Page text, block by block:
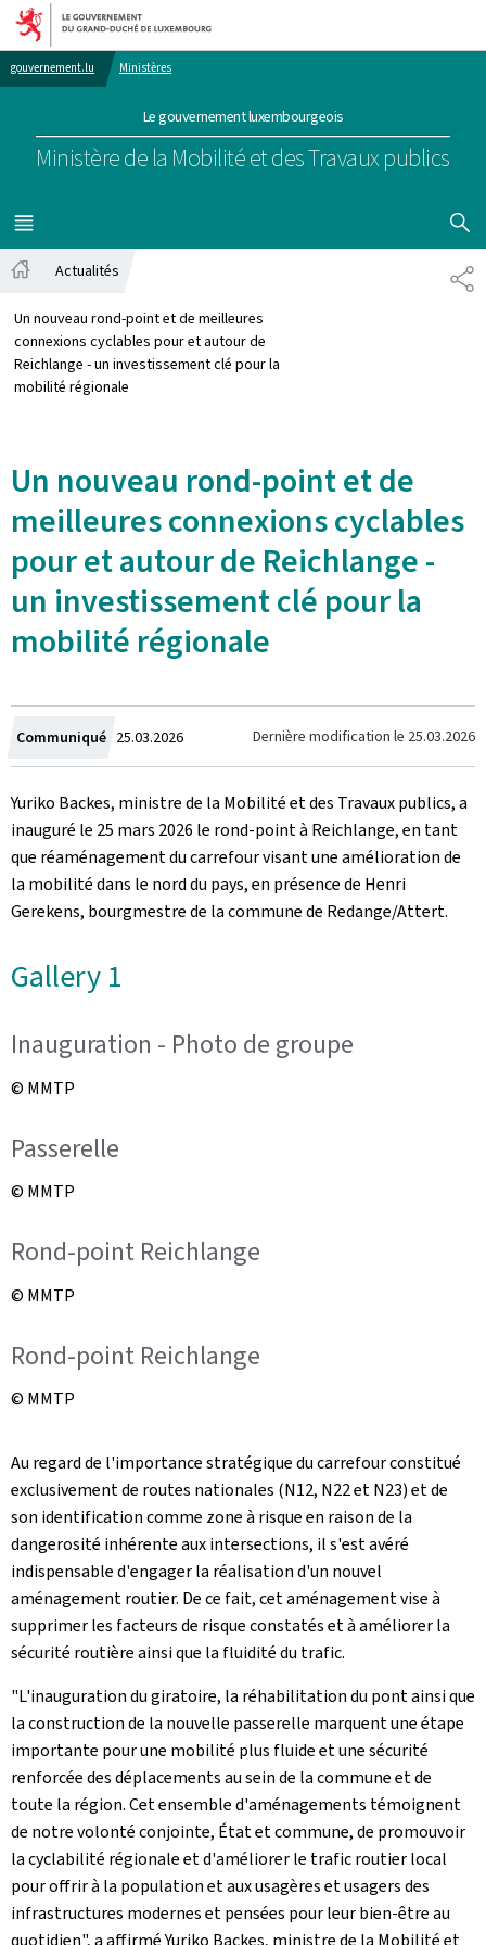
Aller au menu principal
Aller au contenu
gouvernement.lu Ministères
Le gouvernement luxembourgeois
Ministère de la Mobilité et des Travaux publics
MENU
PRINCIPAL
Actualités
Un nouveau rond-point et de meilleures
connexions cyclables pour et autour de
Reichlange - un investissement clé pour la
mobilité régionale
Un nouveau rond-point et de
meilleures connexions cyclables
pour et autour de Reichlange -
un investissement clé pour la
mobilité régionale
Communiqué Crée
le
25.03.2026 Dernière modification le 25.03.2026
Yuriko Backes, ministre de la Mobilité et des Travaux publics, a
inauguré le 25 mars 2026 le rond-point à Reichlange, en tant
que réaménagement du carrefour visant une amélioration de
la mobilité dans le nord du pays, en présence de Henri
Gerekens, bourgmestre de la commune de Redange/Attert.
Gallery 1
Inauguration - Photo de groupe
© MMTP
Passerelle
© MMTP
Rond-point Reichlange
© MMTP
Rond-point Reichlange
© MMTP
Au regard de l'importance stratégique du carrefour constitué
exclusivement de routes nationales (N12, N22 et N23) et de
son identification comme zone à risque en raison de la
dangerosité inhérente aux intersections, il s'est avéré
indispensable d'engager la réalisation d'un nouvel
aménagement routier. De ce fait, cet aménagement vise à
supprimer les facteurs de risque constatés et à améliorer la
sécurité routière ainsi que la fluidité du trafic.
"L'inauguration du giratoire, la réhabilitation du pont ainsi que
la construction de la nouvelle passerelle marquent une étape
importante pour une mobilité plus fluide et une sécurité
renforcée des déplacements au sein de la commune et de
toute la région. Cet ensemble d'aménagements témoignent
de notre volonté conjointe, État et commune, de promouvoir
la cyclabilité régionale et d'améliorer le trafic routier local
pour offrir à la population et aux usagères et usagers des
infrastructures modernes et pensées pour leur bien-être au
quotidien", a affirmé Yuriko Backes, ministre de la Mobilité et